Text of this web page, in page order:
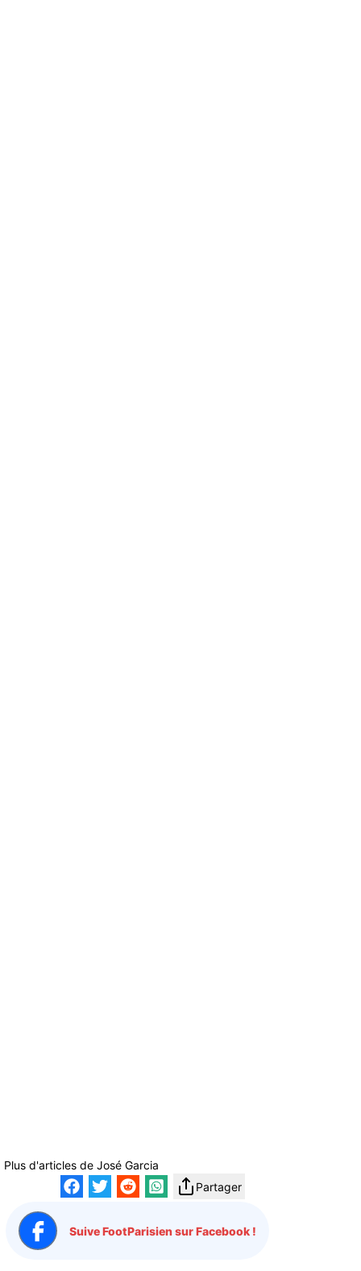
Plus d'articles de José Garcia
Partager
Suive FootParisien sur Facebook !